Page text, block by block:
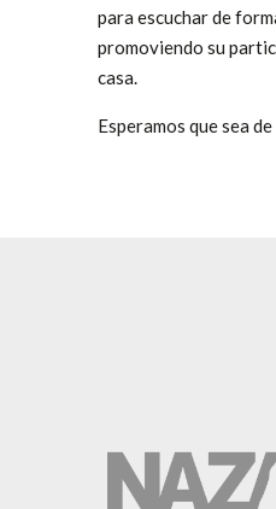
para escuchar de
promoviendo su
casa.
Esperamos que sea